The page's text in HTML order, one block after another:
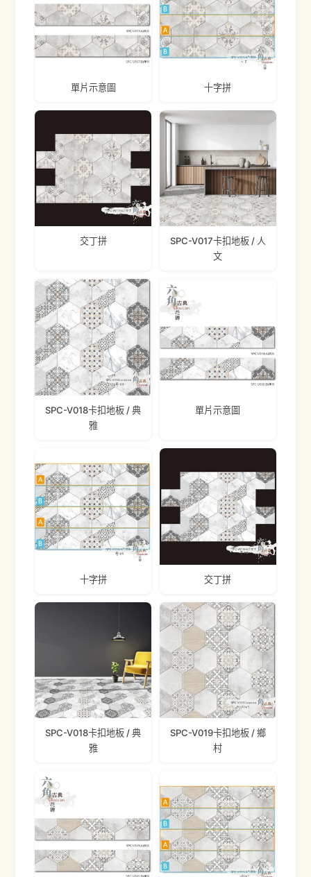
單片示意圖 十字拼
交丁拼
SPC-V017卡扣地板 / 人
文
SPC-V018卡扣地板 / 典
雅
單片示意圖
十字拼 交丁拼
SPC-V018卡扣地板 / 典
雅
SPC-V019卡扣地板 / 鄉
村